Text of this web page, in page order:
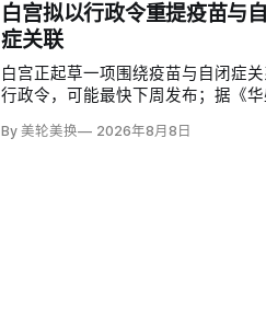
白宫拟以行政令重提疫苗与
症关联
白宫正起草一项围绕疫苗与自闭症
行政令，可能最快下周发布；据《华
接种计划、自闭症研究和家长选择权
By 美轮美换 2026年8月8日